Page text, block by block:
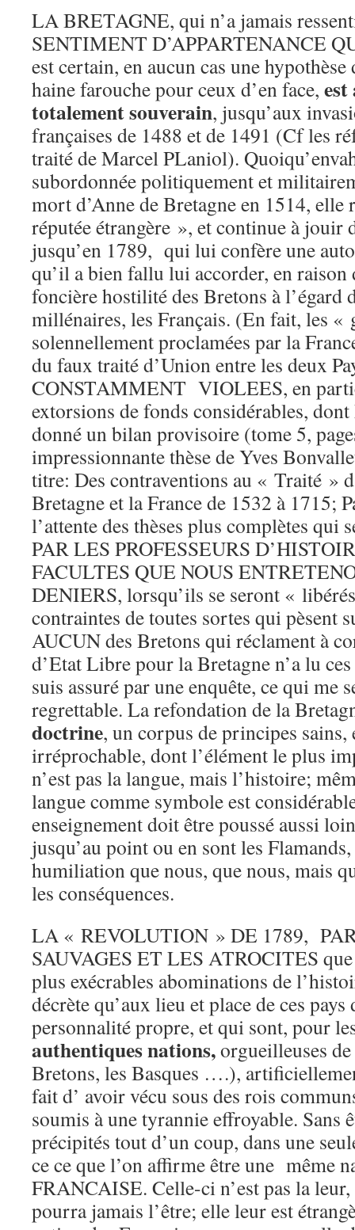
LA BRETAGNE, qui n’a jamais
SENTIMENT D’APPARTENANCE
est certain, en aucun cas une
haine farouche pour ceux d’en face, est
totalement souverain, jusqu’aux
françaises de 1488 et de 1491 (Cf les
traité de Marcel PLaniol).
subordonnée politiquement et
mort d’Anne de Bretagne en 1514, elle
réputée étrangère », et continue à jouir
jusqu’en 1789, qui lui confère une
qu’il a bien fallu lui accorder, en raison
foncière hostilité des Bretons à l’égard
millénaires, les Français. (En fait, les «
solennellement proclamées par la
du faux traité d’Union entre les deux
CONSTAMMENT VIOLEES, en
extorsions de fonds considérables,
donné un bilan provisoire (tome 5,
impressionnante thèse de Yves
titre: Des contraventions au « Traité »
Bretagne et la France de 1532 à 1715;
l’attente des thèses plus complètes qui
PAR LES PROFESSEURS
FACULTES QUE NOUS
DENIERS, lorsqu’ils se seront «
contraintes de toutes sortes qui pèsent
AUCUN des Bretons qui réclament à
d’Etat Libre pour la Bretagne n’a lu
suis assuré par une enquête, ce qui me
regrettable. La refondation de la
doctrine, un corpus de principes sains,
irréprochable, dont l’élément le plus
n’est pas la langue, mais l’histoire;
langue comme symbole est
enseignement doit être poussé aussi
jusqu’au point ou en sont les
humiliation que nous, que nous, mais
les conséquences.
LA « REVOLUTION » DE 1789,
SAUVAGES ET LES ATROCITES
plus exécrables abominations de
décrète qu’aux lieu et place de ces
personnalité propre, et qui sont, pour
authentiques nations,orgueilleuses
Bretons, les Basques ….),
fait d’ avoir vécu sous des rois
soumis à une tyrannie effroyable. Sans
précipités tout d’un coup, dans une
ce ce que l’on affirme être une même
FRANCAISE. Celle-ci n’est pas la leur,
pourra jamais l’être; elle leur est